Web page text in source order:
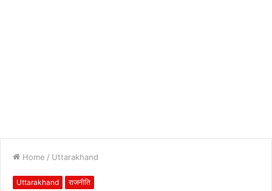
Home / Uttarakhand
Uttarakhand राजनीति